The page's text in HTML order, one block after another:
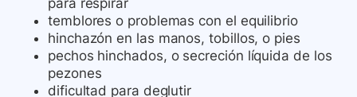
para respirar
temblores o problemas con el equilibrio
hinchazón en las manos, tobillos, o pies
pechos hinchados, o secreción líquida de los
pezones
dificultad para deglutir